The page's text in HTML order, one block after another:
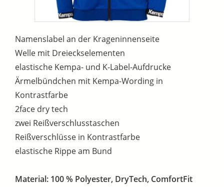
Namenslabel an der Krageninnenseite
Welle mit Dreieckselementen
elastische Kempa- und K-Label-Aufdrucke
Ärmelbündchen mit Kempa-Wording in
Kontrastfarbe
2face dry tech
zwei Reißverschlusstaschen
Reißverschlüsse in Kontrastfarbe
elastische Rippe am Bund
Material: 100 % Polyester, DryTech, ComfortFit